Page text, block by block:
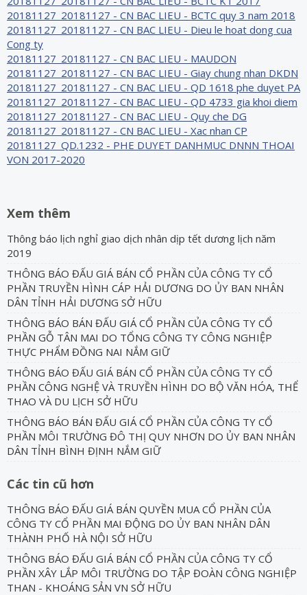
20181127_20181127 - CN BAC LIEU - BCTC quy 3 nam 2018
20181127_20181127 - CN BAC LIEU - Dieu le hoat dong cua
Cong ty
20181127_20181127 - CN BAC LIEU - MAUDON
20181127_20181127 - CN BAC LIEU - Giay chung nhan DKDN
20181127_20181127 - CN BAC LIEU - QD 1618 phe duyet PA
20181127_20181127 - CN BAC LIEU - QD 4733 gia khoi diem
20181127_20181127 - CN BAC LIEU - Quy che DG
20181127_20181127 - CN BAC LIEU - Xac nhan CP
20181127_QD.1232 - PHE DUYET DANHMUC DNNN THOAI
VON 2017-2020
Xem thêm
Thông báo lịch nghỉ giao dịch nhân dịp tết dương lịch năm
2019
THÔNG BÁO ĐẤU GIÁ BÁN CỔ PHẦN CỦA CÔNG TY CỔ
PHẦN TRUYỀN HÌNH CÁP HẢI DƯƠNG DO ỦY BAN NHÂN
DÂN TỈNH HẢI DƯƠNG SỞ HỮU
THÔNG BÁO BÁN ĐẤU GIÁ CỔ PHẦN CỦA CÔNG TY CỔ
PHẦN GỖ TÂN MAI DO TỔNG CÔNG TY CÔNG NGHIỆP
THỰC PHẨM ĐỒNG NAI NẮM GIỮ
THÔNG BÁO ĐẤU GIÁ BÁN CỔ PHẦN CỦA CÔNG TY CỔ
PHẦN CÔNG NGHỆ VÀ TRUYỀN HÌNH DO BỘ VĂN HÓA, THỂ
THAO VÀ DU LỊCH SỞ HỮU
THÔNG BÁO BÁN ĐẤU GIÁ CỔ PHẦN CỦA CÔNG TY CỔ
PHẦN MÔI TRƯỜNG ĐÔ THỊ QUY NHƠN DO ỦY BAN NHÂN
DÂN TỈNH BÌNH ĐỊNH NẮM GIỮ
Các tin cũ hơn
THÔNG BÁO ĐẤU GIÁ BÁN QUYỀN MUA CỔ PHẦN CỦA
CÔNG TY CỔ PHẦN MAI ĐỘNG DO ỦY BAN NHÂN DÂN
THÀNH PHỐ HÀ NỘI SỞ HỮU
THÔNG BÁO ĐẤU GIÁ BÁN CỔ PHẦN CỦA CÔNG TY CỔ
PHẦN XÂY LẮP MÔI TRƯỜNG DO TẬP ĐOÀN CÔNG NGHIỆP
THAN - KHOÁNG SẢN VN SỞ HỮU